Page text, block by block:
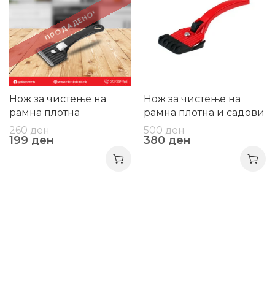
ПРОДАДЕНО!
Нож за чистење на
рамна плотна
260ден
199 ден
Нож за чистење на
рамна плотна и садови
за готвење
500ден
380 ден